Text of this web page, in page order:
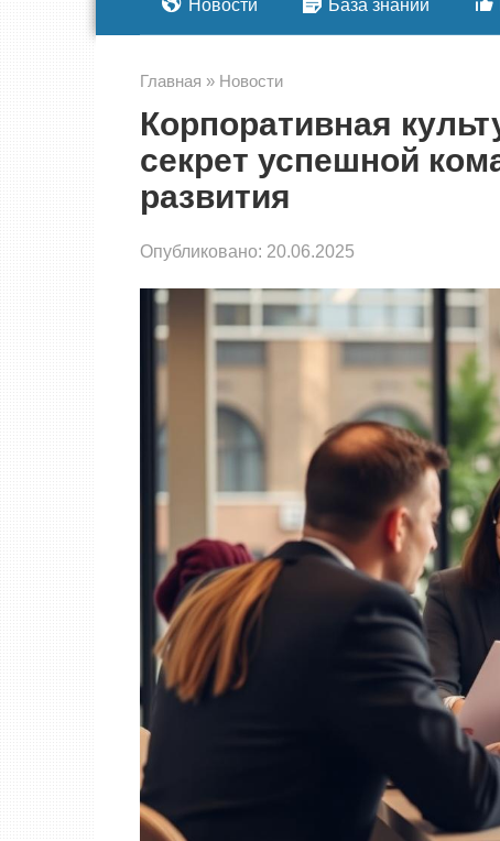
Новости База знаний
Главная » Новости
Корпоративная
секрет успешной
развития
Опубликовано: 20.06.2025